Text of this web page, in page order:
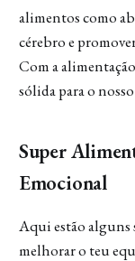
alimentos como
cérebro e
Com a
sólida para o
Super
Emocional
Aqui estão alguns
melhorar o teu